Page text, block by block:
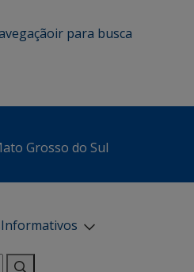
ir para busca
Grosso do Sul
Informativos